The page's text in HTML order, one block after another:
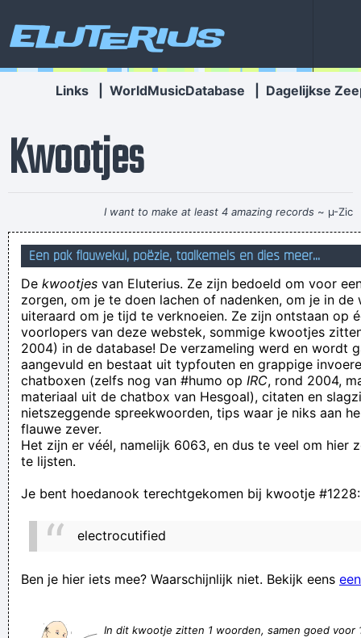
Eluterius
Links WorldMusicDatabase Dagelijkse
Kwootjes
I want to make at least 4 amazing records ~ µ-Zic
Kijk mams, een vreemdeling met werk!
Mijn relatie met mijn hond is echt belachelijk
amai gij zegt dikwijls 'amai'
met je mond vol tandpasta staan
Hello my name is MATT D'AGATI. I have no friends and no life.
I spend my time flooding websites with boring, uninteresting,
annoying, repeating spam
Heej Farouk er zit een hand in mijn broek! Heej ja heej ja
Ge bedoelt met muil: perfect zuigmandje?
Jaawadde
hoer
zonder handschoenenkastje
Een pak flauwekul, poëzie, taalkemels en dies meer...
De kwootjes van Eluterius. Ze zijn bedoeld om voor
zorgen, om je te doen lachen of nadenken, om je in de
uiteraard om je tijd te verknoeien. Ze zijn ontstaan op
voorlopers van deze webstek, sommige kwootjes
2004) in de database! De verzameling werd en wordt
aangevuld en bestaat uit typfouten en grappige
chatboxen (zelfs nog van #humo op IRC, rond 2004,
materiaal uit de chatbox van Hesgoal), citaten en
nietszeggende spreekwoorden, tips waar je niks aan
flauwe zever.
Het zijn er véél, namelijk 6063, en dus te veel om hier
te lijsten.
Je bent hoedanook terechtgekomen bij kwootje #1228:
electrocutified
Ben je hier iets mee? Waarschijnlijk niet. Bekijk eens
In dit kwootje zitten 1 woorden, samen goed voor